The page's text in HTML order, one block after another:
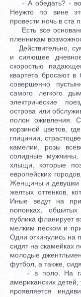
- А обедать? -
Неужто по вине
провести ночь в ста
Есть все
пленникам
Действительно,
и сияющее
скоростью
квартета бросают в
совершенно
самого легкого
электрические
острова или
полон оживления.
корзиной цветов,
глицинии,
камелии, розы
солидные
хлыщи, которые
европейских
Женщины и девушки
желтых оттенков,
Иные ведут на
попонках,
публика фланирует
мелким песком и
Одни откинулись на
сидят на скамейках
молодые
футбол, а также,
- в поло. На
американских детей,
проявляется